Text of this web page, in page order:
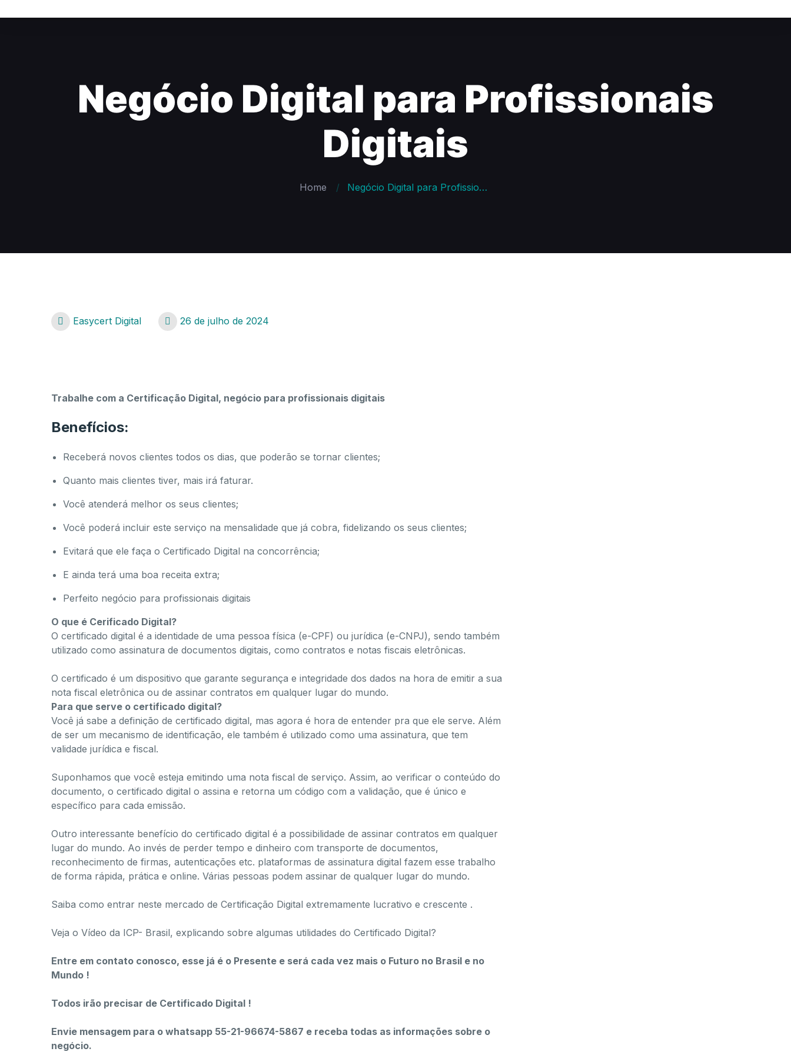
Negócio Digital para Profissionais
Digitais
Home Negócio Digital para Profissionais Digitais
Easycert Digital 26 de julho de 2024
Trabalhe com a Certificação Digital, negócio para profissionais digitais
Benefícios:
Receberá novos clientes todos os dias, que poderão se tornar clientes;
Quanto mais clientes tiver, mais irá faturar.
Você atenderá melhor os seus clientes;
Você poderá incluir este serviço na mensalidade que já cobra, fidelizando os seus clientes;
Evitará que ele faça o Certificado Digital na concorrência;
E ainda terá uma boa receita extra;
Perfeito negócio para profissionais digitais
O que é Cerificado Digital?
O certificado digital é a identidade de uma pessoa física (e-CPF) ou jurídica (e-CNPJ), sendo também
utilizado como assinatura de documentos digitais, como contratos e notas fiscais eletrônicas.
O certificado é um dispositivo que garante segurança e integridade dos dados na hora de emitir a sua
nota fiscal eletrônica ou de assinar contratos em qualquer lugar do mundo.
Para que serve o certificado digital?
Você já sabe a definição de certificado digital, mas agora é hora de entender pra que ele serve. Além
de ser um mecanismo de identificação, ele também é utilizado como uma assinatura, que tem
validade jurídica e fiscal.
Suponhamos que você esteja emitindo uma nota fiscal de serviço. Assim, ao verificar o conteúdo do
documento, o certificado digital o assina e retorna um código com a validação, que é único e
específico para cada emissão.
Outro interessante benefício do certificado digital é a possibilidade de ​assinar contratos em qualquer
lugar do mundo. Ao invés de perder tempo e dinheiro com transporte de documentos,
reconhecimento de firmas, autenticações etc. plataformas de assinatura digital fazem esse trabalho
de forma rápida, prática e online.​ Várias pessoas podem assinar de qualquer lugar do mundo.
Saiba como entrar neste mercado de Certificação Digital extremamente lucrativo e crescente .
Veja o Vídeo da ICP- Brasil, explicando sobre algumas utilidades do Certificado Digital?
Entre em contato conosco, esse já é o Presente e será cada vez mais o Futuro no Brasil e no
Mundo !
Todos irão precisar de Certificado Digital !
Envie mensagem para o whatsapp 55-21-96674-5867 e receba todas as informações sobre o
negócio.